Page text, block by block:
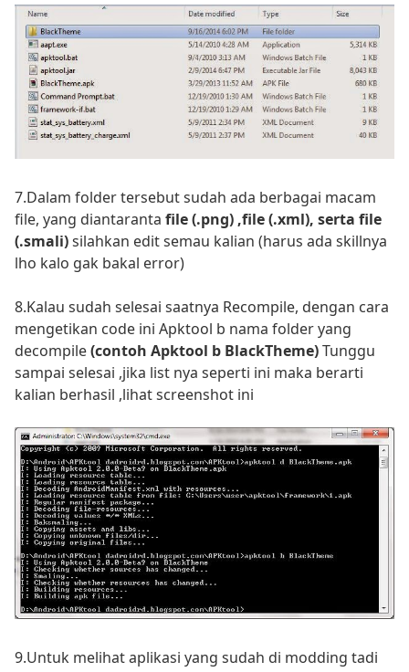
7.Dalam folder tersebut sudah ada berbagai macam
file, yang diantaranta file (.png) ,file (.xml), serta file
(.smali)silahkan edit semau kalian (harus ada skillnya
lho kalo gak bakal error)
8.Kalau sudah selesai saatnya Recompile, dengan cara
mengetikan code ini Apktool b nama folder yang
decompile(contoh Apktool b BlackTheme)Tunggu
sampai selesai ,jika list nya seperti ini maka berarti
kalian berhasil ,lihat screenshot ini
9.Untuk melihat aplikasi yang sudah di modding tadi